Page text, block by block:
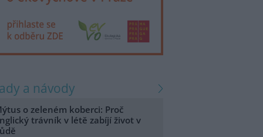
a návody
o zeleném koberci: Proč
trávník v létě zabíjí život v